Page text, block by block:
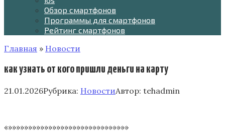
Обзор смартфонов
Программы для смартфонов
Рейтинг смартфонов
Главная » Новости
как узнать от кого пришли деньги на карту
21.01.2026Рубрика: НовостиАвтор: tehadmin
«»»»»»»»»»»»»»»»»»»»»»»»»»»»»»»